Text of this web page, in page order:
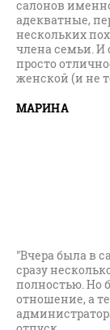
салонов
адекватные,
нескольких
члена семьи. И
просто
женской (и не
МАРИНА
"Вчера была в
сразу
полностью. Но
отношение, а